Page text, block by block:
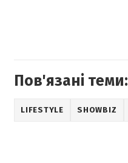
Пов'язані теми:
LIFESTYLE SHOWBIZ